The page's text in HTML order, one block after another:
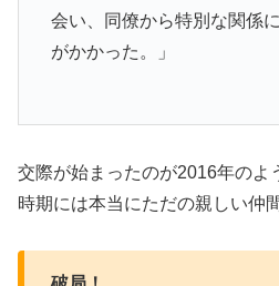
会い、同僚から特別な関係
がかかった。」
交際が始まったのが2016年のよ
時期には本当にただの親しい仲